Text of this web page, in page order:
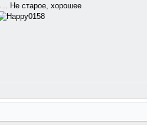
.. Не старое, хорошее